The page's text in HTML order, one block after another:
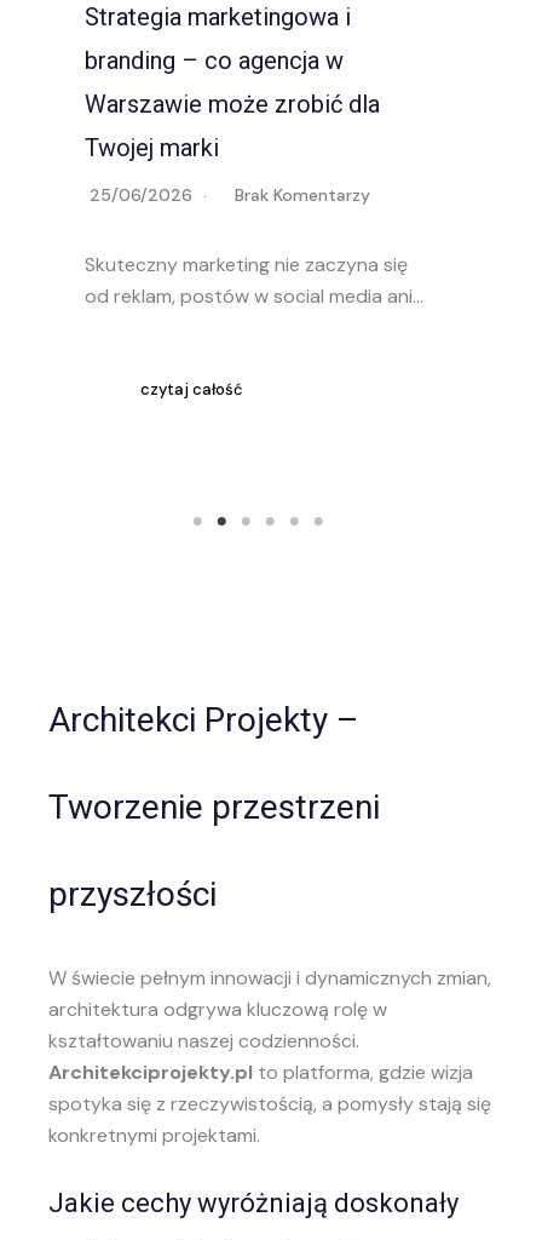
Strategia marketingowa i
branding – co agencja w
Warszawie może zrobić dla
Twojej marki
25/06/2026 Brak Komentarzy
Skuteczny marketing nie zaczyna się
od reklam, postów w social media ani…
czytaj całość
Architekci Projekty –
Tworzenie przestrzeni
przyszłości
W świecie pełnym innowacji i dynamicznych zmian,
architektura odgrywa kluczową rolę w
kształtowaniu naszej codzienności.
Architekciprojekty.pl to platforma, gdzie wizja
spotyka się z rzeczywistością, a pomysły stają się
konkretnymi projektami.
Jakie cechy wyróżniają doskonały